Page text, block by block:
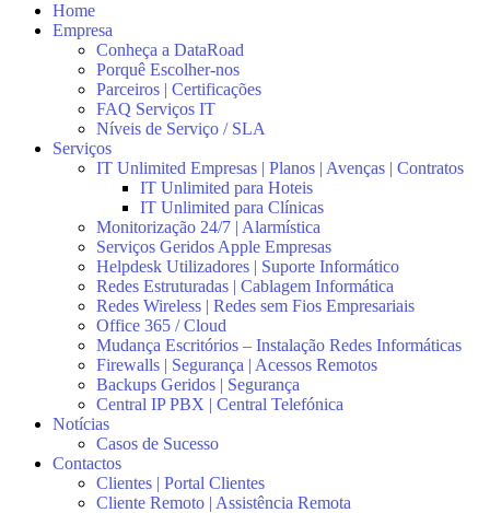
Home
Empresa
Conheça a DataRoad
Porquê Escolher-nos
Parceiros | Certificações
FAQ Serviços IT
Níveis de Serviço / SLA
Serviços
IT Unlimited Empresas | Planos | Avenças | Contratos
IT Unlimited para Hoteis
IT Unlimited para Clínicas
Monitorização 24/7 | Alarmística
Serviços Geridos Apple Empresas
Helpdesk Utilizadores | Suporte Informático
Redes Estruturadas | Cablagem Informática
Redes Wireless | Redes sem Fios Empresariais
Office 365 / Cloud
Mudança Escritórios – Instalação Redes Informáticas
Firewalls | Segurança | Acessos Remotos
Backups Geridos | Segurança
Central IP PBX | Central Telefónica
Notícias
Casos de Sucesso
Contactos
Clientes | Portal Clientes
Cliente Remoto | Assistência Remota